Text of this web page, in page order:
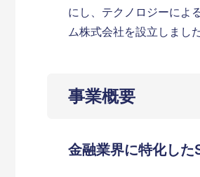
にし、テクノロジーによ
ム株式会社を設立しました
事業概要
金融業界に特化し